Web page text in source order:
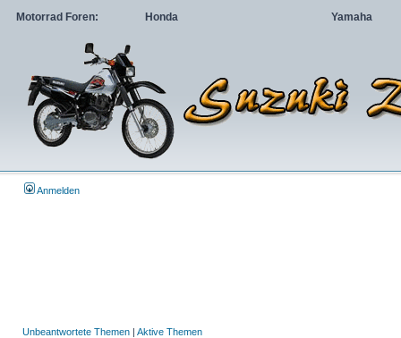
Motorrad Foren: Honda Yamaha
Anmelden
Unbeantwortete Themen | Aktive Themen